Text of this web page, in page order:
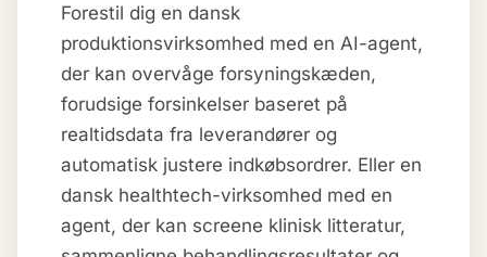
Forestil dig en dansk
produktionsvirksomhed med en AI-agent,
der kan overvåge forsyningskæden,
forudsige forsinkelser baseret på
realtidsdata fra leverandører og
automatisk justere indkøbsordrer. Eller en
dansk healthtech-virksomhed med en
agent, der kan screene klinisk litteratur,